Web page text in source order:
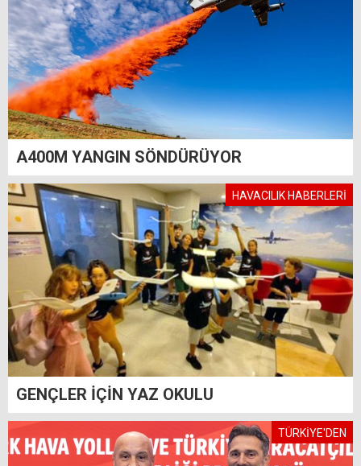
A400M YANGIN SÖNDÜRÜYOR
HAVACILIK HABERLERİ
GENÇLER İÇİN YAZ OKULU
TÜRKİYE'DEN